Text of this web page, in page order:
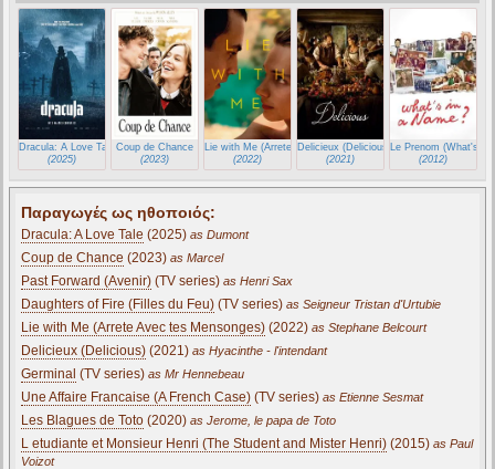
Dracula: A Love Tale
(2025)
Coup de Chance
(2023)
Lie with Me (Arrete Avec tes Mensonges)
(2022)
Delicieux (Delicious)
(2021)
Le Prenom (What's in
(2012)
Παραγωγές ως ηθοποιός:
Dracula: A Love Tale (2025) as Dumont
Coup de Chance (2023) as Marcel
Past Forward (Avenir) (TV series) as Henri Sax
Daughters of Fire (Filles du Feu) (TV series) as Seigneur Tristan d'Urtubie
Lie with Me (Arrete Avec tes Mensonges) (2022) as Stephane Belcourt
Delicieux (Delicious) (2021) as Hyacinthe - l'intendant
Germinal (TV series) as Mr Hennebeau
Une Affaire Francaise (A French Case) (TV series) as Etienne Sesmat
Les Blagues de Toto (2020) as Jerome, le papa de Toto
L etudiante et Monsieur Henri (The Student and Mister Henri) (2015) as Paul
Voizot